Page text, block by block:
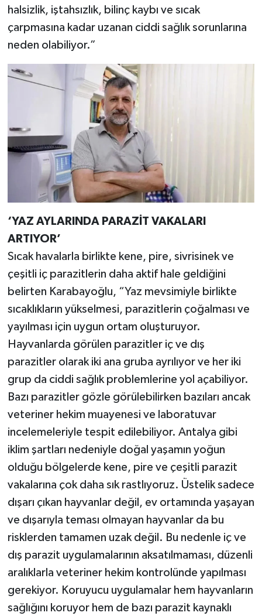
halsizlik, iştahsızlık, bilinç kaybı ve sıcak
çarpmasına kadar uzanan ciddi sağlık sorunlarına
neden olabiliyor.”
‘YAZ AYLARINDA PARAZİT VAKALARI
ARTIYOR’
Sıcak havalarla birlikte kene, pire, sivrisinek ve
çeşitli iç parazitlerin daha aktif hale geldiğini
belirten Karabayoğlu, “Yaz mevsimiyle birlikte
sıcaklıkların yükselmesi, parazitlerin çoğalması ve
yayılması için uygun ortam oluşturuyor.
Hayvanlarda görülen parazitler iç ve dış
parazitler olarak iki ana gruba ayrılıyor ve her iki
grup da ciddi sağlık problemlerine yol açabiliyor.
Bazı parazitler gözle görülebilirken bazıları ancak
veteriner hekim muayenesi ve laboratuvar
incelemeleriyle tespit edilebiliyor. Antalya gibi
iklim şartları nedeniyle doğal yaşamın yoğun
olduğu bölgelerde kene, pire ve çeşitli parazit
vakalarına çok daha sık rastlıyoruz. Üstelik sadece
dışarı çıkan hayvanlar değil, ev ortamında yaşayan
ve dışarıyla teması olmayan hayvanlar da bu
risklerden tamamen uzak değil. Bu nedenle iç ve
dış parazit uygulamalarının aksatılmaması, düzenli
aralıklarla veteriner hekim kontrolünde yapılması
gerekiyor. Koruyucu uygulamalar hem hayvanların
sağlığını koruyor hem de bazı parazit kaynaklı